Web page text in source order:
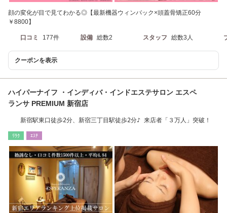
顔の変化が目で見てわかる◎【最新機器ウィンバック×頭蓋骨矯正60分
￥8800】
口コミ 177件 設備 総数2 スタッフ 総数3人
クーポンを表示
ハイパーナイフ ・インディバ・インドエステサロン エスペ
ランサ PREMIUM 新宿店
新宿駅東口徒歩2分、新宿三丁目駅徒歩2分♪ 来店者「３万人」突破！
ﾘﾗｸ ｴｽﾃ